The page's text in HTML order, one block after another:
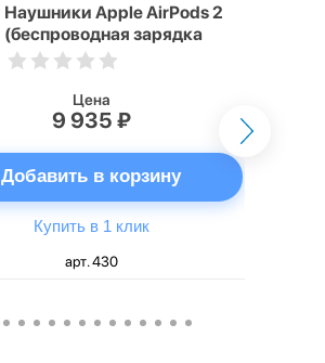
Наушники Apple AirPods 2
(беспроводная зарядка
кейса)
Цена
9 935 ₽
Добавить в корзину
Купить в 1 клик
арт. 430